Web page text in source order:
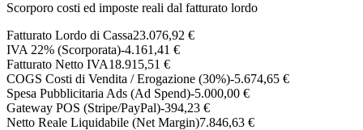
Scorporo costi ed imposte reali dal fatturato lordo
Fatturato Lordo di Cassa23.076,92 €
IVA 22% (Scorporata)-4.161,41 €
Fatturato Netto IVA18.915,51 €
COGS Costi di Vendita / Erogazione (30%)-5.674,65 €
Spesa Pubblicitaria Ads (Ad Spend)-5.000,00 €
Gateway POS (Stripe/PayPal)-394,23 €
Netto Reale Liquidabile (Net Margin)7.846,63 €